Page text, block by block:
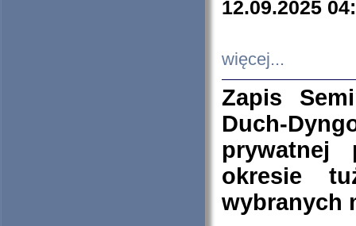
12.09.2025
więcej...
Zapis
Duch-
prywatnej
okresie
wybranych